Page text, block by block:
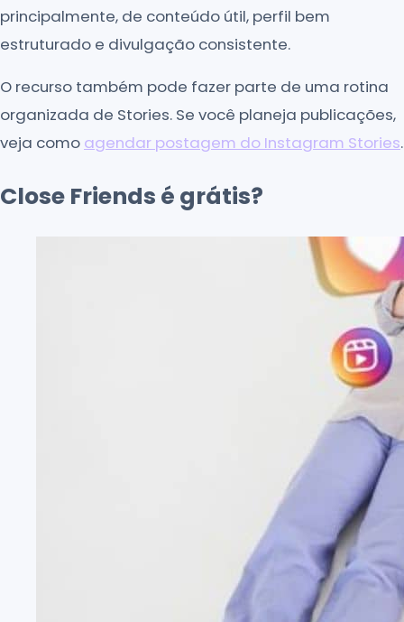
principalmente, de conteúdo útil, perfil bem
estruturado e divulgação consistente.
O recurso também pode fazer parte de uma rotina
organizada de Stories. Se você planeja publicações,
veja como agendar postagem do Instagram Stories.
Close Friends é grátis?